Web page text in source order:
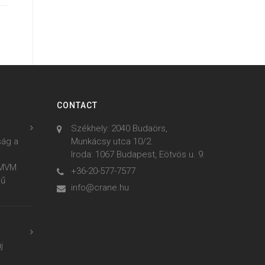
a
CONTACT
Székhely: 2040 Budaörs,
Munkácsy utca 10/2.
Iroda: 1067 Budapest, Eötvös u. 9.
+36-20-577-7577
info@crane.hu